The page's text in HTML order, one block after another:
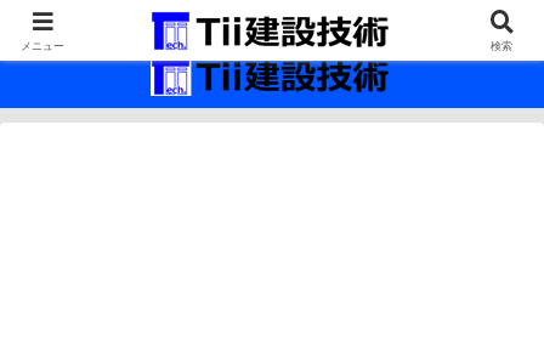
最新の建設技術の情報インフラ。
メニュー 検索